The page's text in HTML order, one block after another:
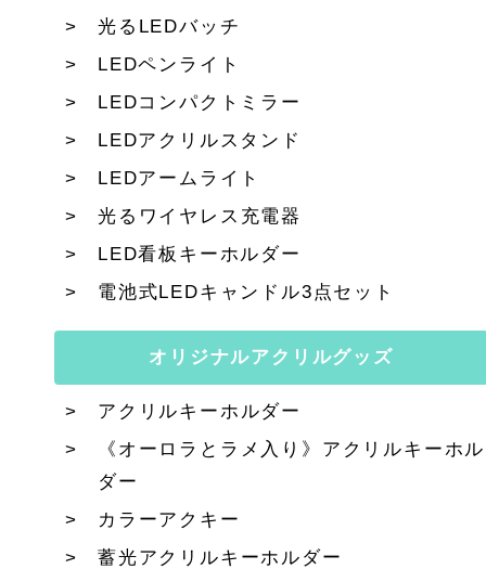
光るLEDバッチ
LEDペンライト
LEDコンパクトミラー
LEDアクリルスタンド
LEDアームライト
光るワイヤレス充電器
LED看板キーホルダー
電池式LEDキャンドル3点セット
オリジナルアクリルグッズ
アクリルキーホルダー
《オーロラとラメ入り》アクリルキーホル
ダー
カラーアクキー
蓄光アクリルキーホルダー